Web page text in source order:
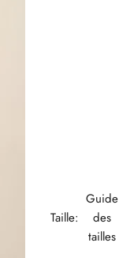
Taille:
Guide
des
tailles